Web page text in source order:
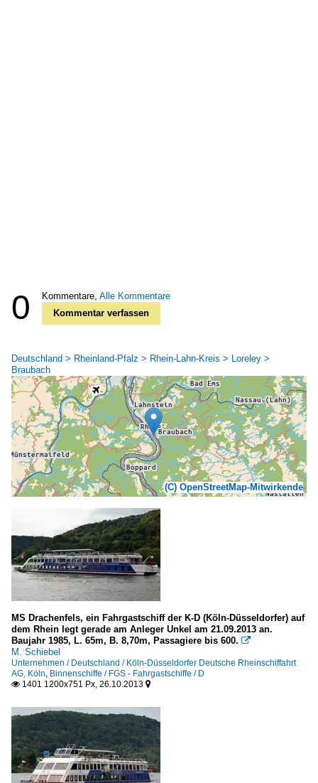
0 Kommentare, Alle Kommentare
Kommentar verfassen
Deutschland > Rheinland-Pfalz > Rhein-Lahn-Kreis > Loreley >
Braubach
(C) OpenStreetMap-Mitwirkende
MS Drachenfels, ein Fahrgastschiff der K-D (Köln-Düsseldorfer) auf
dem Rhein legt gerade am Anleger Unkel am 21.09.2013 an.
Baujahr 1985, L. 65m, B. 8,70m, Passagiere bis 600. 
M. Schiebel
Unternehmen / Deutschland / Köln-Düsseldorfer Deutsche Rheinschiffahrt
AG, Köln Binnenschiffe / FGS - Fahrgastschiffe / D
 1401 1200x751 Px, 26.10.2013 